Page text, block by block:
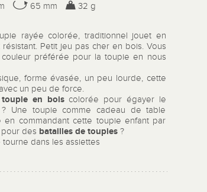
65 mm 32 g
rayée colorée, traditionnel jouet en
résistant. Petit jeu pas cher en bois. Vous
préférée pour la toupie en nous
forme évasée, un peu lourde, cette
un peu de force.
toupie en boiscolorée pour égayer le
Une toupie comme cadeau de table
en commandant cette toupie enfant par
des batailles de toupies ?
dans les assiettes